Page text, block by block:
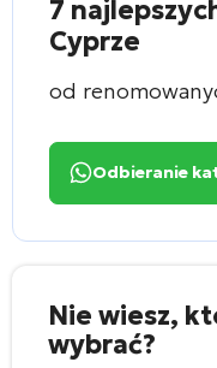
7
Cyprze
od
Odbieranie
Nie wiesz,
wybrać?